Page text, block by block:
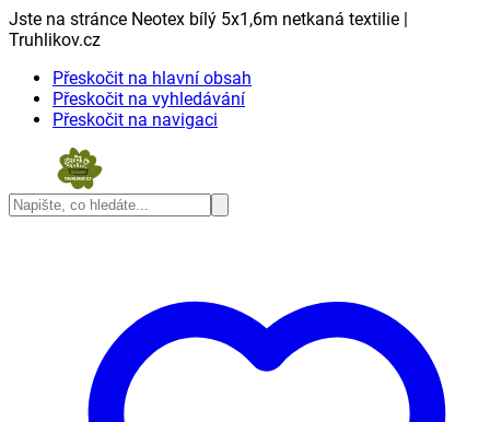
Jste na stránce Neotex bílý 5x1,6m netkaná textilie |
Truhlikov.cz
Přeskočit na hlavní obsah
Přeskočit na vyhledávání
Přeskočit na navigaci